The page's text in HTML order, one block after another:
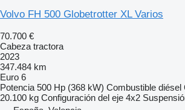
Volvo FH 500 Globetrotter XL Varios
70.700 €
Cabeza tractora
2023
347.484 km
Euro 6
Potencia 500 Hp (368 kW) Combustible diésel
20.100 kg Configuración del eje 4x2